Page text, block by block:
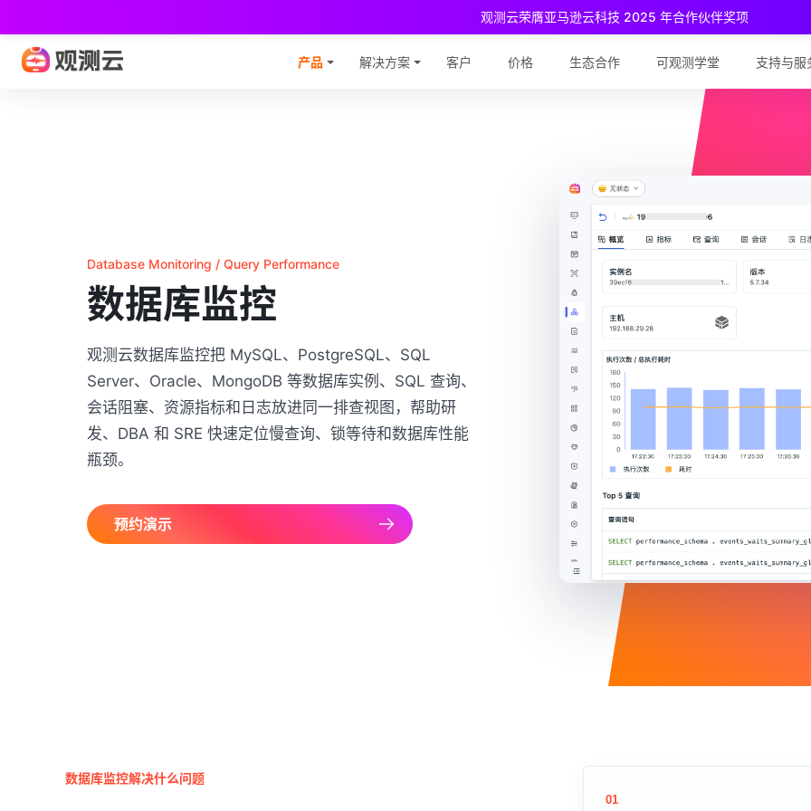
观测云荣膺亚马逊云科技 2025 年合作伙伴奖项
产品 解决方案 客户 价格 生态合作 可观测学堂 支持与服
Database Monitoring / Query Performance
数据库监控
观测云数据库监控把 MySQL、PostgreSQL、SQL
Server、Oracle、MongoDB 等数据库实例、SQL 查询、
会话阻塞、资源指标和日志放进同一排查视图，帮助研
发、DBA 和 SRE 快速定位慢查询、锁等待和数据库性能
瓶颈。
预约演示
数据库监控解决什么问题
01